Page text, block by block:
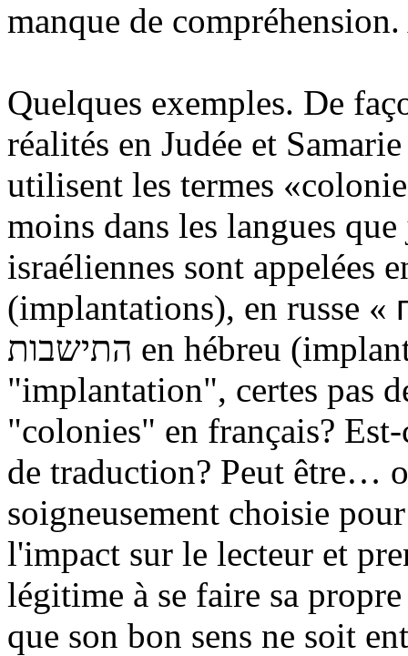
manque de
Quelques exemples. De
réalités en Judée et
utilisent les termes
moins dans les langues
israéliennes sont appelées
(implantations), en russe «
התישבות en hébreu
"implantation", certes pas
"colonies" en français?
de traduction? Peut être…
soigneusement choisie
l'impact sur le lecteur et
légitime à se faire sa
que son bon sens ne soit